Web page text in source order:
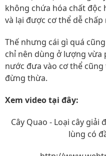
không chứa hóa chất độc
và lại được cơ thể dễ chấp
Thế nhưng cái gì quá
chỉ nên dùng ở lượng vừa
nước đưa vào cơ thể
đừng thừa.
Xem video tại đây:
Cây Quao - Loại cây
lùng có